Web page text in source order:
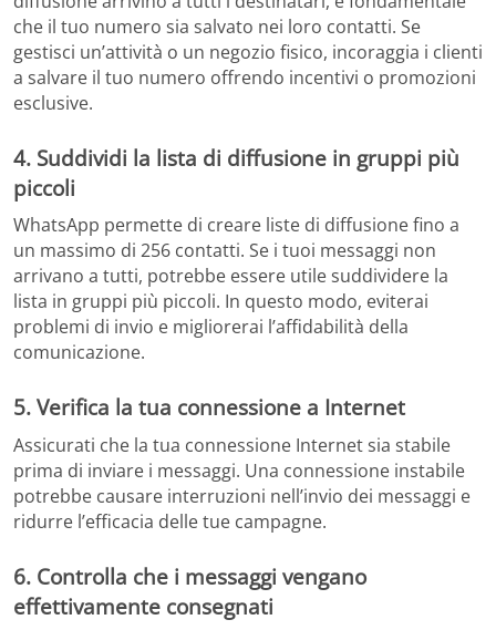
che il tuo numero sia salvato nei loro contatti. Se
gestisci un’attività o un negozio fisico, incoraggia i clienti
a salvare il tuo numero offrendo incentivi o promozioni
esclusive.
4. Suddividi la lista di diffusione in gruppi più
piccoli
WhatsApp permette di creare liste di diffusione fino a
un massimo di 256 contatti. Se i tuoi messaggi non
arrivano a tutti, potrebbe essere utile suddividere la
lista in gruppi più piccoli. In questo modo, eviterai
problemi di invio e migliorerai l’affidabilità della
comunicazione.
5. Verifica la tua connessione a Internet
Assicurati che la tua connessione Internet sia stabile
prima di inviare i messaggi. Una connessione instabile
potrebbe causare interruzioni nell’invio dei messaggi e
ridurre l’efficacia delle tue campagne.
6. Controlla che i messaggi vengano
effettivamente consegnati